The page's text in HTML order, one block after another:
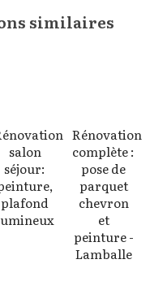
similaires
salon
séjour:
plafond
Rénovation
complète :
pose de
parquet
chevron
et
peinture -
Lamballe